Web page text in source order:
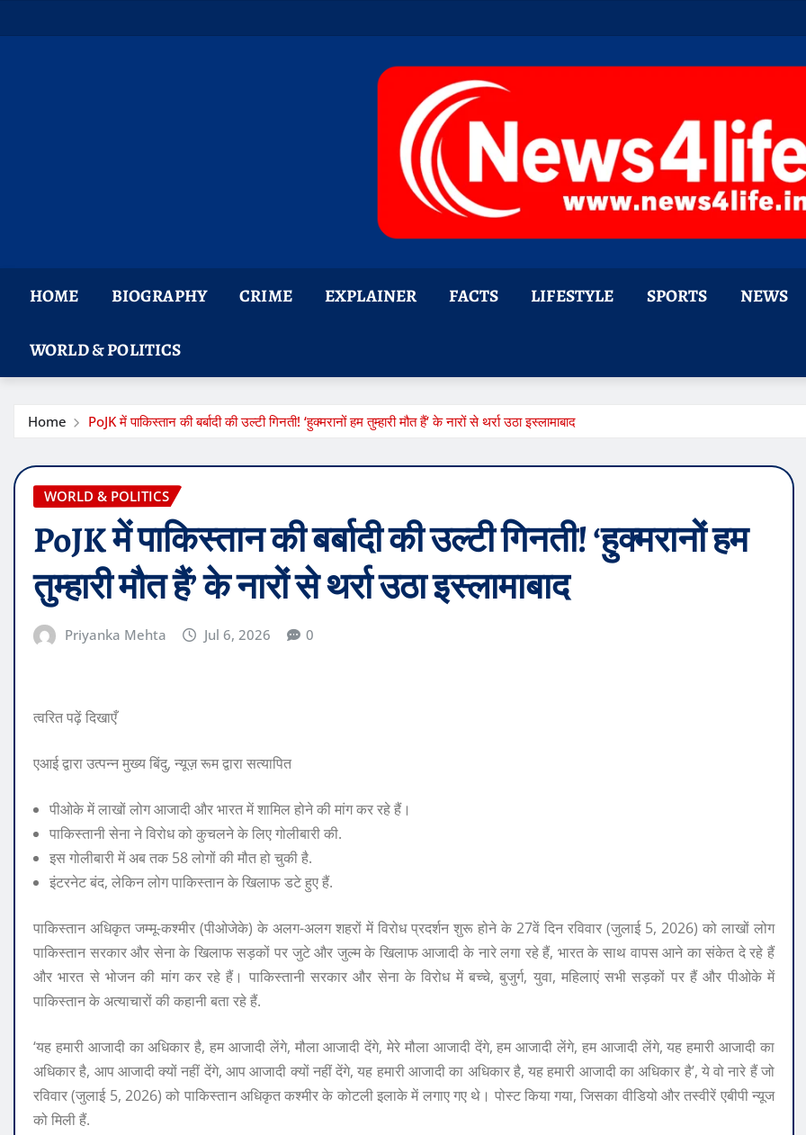
to
HOME BIOGRAPHY CRIME EXPLAINER FACTS LIFESTYLE SPORTS NEWS
WORLD & POLITICS
Home PoJK में पाकिस्तान की बर्बादी की उल्टी गिनती! ‘हुक्मरानों हम तुम्हारी मौत हैं’ के नारों से थर्रा उठा इस्लामाबाद
WORLD & POLITICS
PoJK में पाकिस्तान की बर्बादी की उल्टी गिनती! ‘हुक्मरानों हम
तुम्हारी मौत हैं’ के नारों से थर्रा उठा इस्लामाबाद
Priyanka Mehta Jul 6, 2026 0
त्वरित पढ़ें दिखाएँ
एआई द्वारा उत्पन्न मुख्य बिंदु, न्यूज़ रूम द्वारा सत्यापित
पीओके में लाखों लोग आजादी और भारत में शामिल होने की मांग कर रहे हैं।
पाकिस्तानी सेना ने विरोध को कुचलने के लिए गोलीबारी की.
इस गोलीबारी में अब तक 58 लोगों की मौत हो चुकी है.
इंटरनेट बंद, लेकिन लोग पाकिस्तान के खिलाफ डटे हुए हैं.
पाकिस्तान अधिकृत जम्मू-कश्मीर (पीओजेके) के अलग-अलग शहरों में विरोध प्रदर्शन शुरू होने के 27वें दिन रविवार (जुलाई 5, 2026) को लाखों लोग
पाकिस्तान सरकार और सेना के खिलाफ सड़कों पर जुटे और जुल्म के खिलाफ आजादी के नारे लगा रहे हैं, भारत के साथ वापस आने का संकेत दे रहे हैं
और भारत से भोजन की मांग कर रहे हैं। पाकिस्तानी सरकार और सेना के विरोध में बच्चे, बुजुर्ग, युवा, महिलाएं सभी सड़कों पर हैं और पीओके में
पाकिस्तान के अत्याचारों की कहानी बता रहे हैं.
‘यह हमारी आजादी का अधिकार है, हम आजादी लेंगे, मौला आजादी देंगे, मेरे मौला आजादी देंगे, हम आजादी लेंगे, हम आजादी लेंगे, यह हमारी आजादी का
अधिकार है, आप आजादी क्यों नहीं देंगे, आप आजादी क्यों नहीं देंगे, यह हमारी आजादी का अधिकार है, यह हमारी आजादी का अधिकार है’, ये वो नारे हैं जो
रविवार (जुलाई 5, 2026) को पाकिस्तान अधिकृत कश्मीर के कोटली इलाके में लगाए गए थे। पोस्ट किया गया, जिसका वीडियो और तस्वीरें एबीपी न्यूज
को मिली हैं.